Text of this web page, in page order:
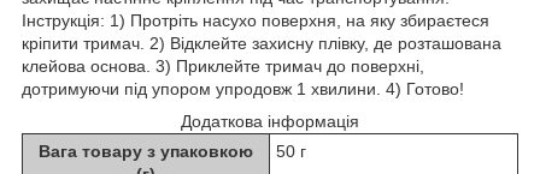
Інструкція: 1) Протріть насухо поверхня, на яку збираєтеся
кріпити тримач. 2) Відклейте захисну плівку, де розташована
клейова основа. 3) Приклейте тримач до поверхні,
дотримуючи під упором упродовж 1 хвилини. 4) Готово!
Додаткова інформація
Вага товару з упаковкою
50 г